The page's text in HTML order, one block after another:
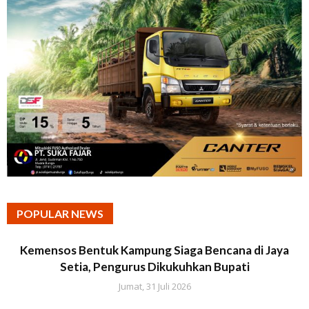
POPULAR NEWS
Kemensos Bentuk Kampung Siaga Bencana di Jaya
Setia, Pengurus Dikukuhkan Bupati
Jumat, 31 Juli 2026